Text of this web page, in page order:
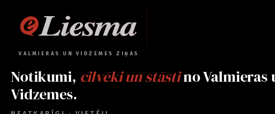
VALMIERAS UN VIDZEMES ZIŅAS
Notikumi, cilvēki un stāstino Valmieras
Vidzemes.